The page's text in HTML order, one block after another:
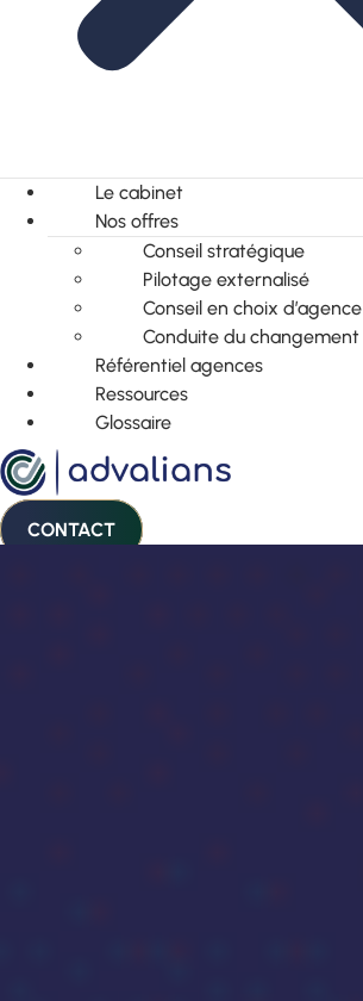
Le cabinet
Nos offres
Conseil stratégique
Pilotage externalisé
Conseil en choix d’agence
Conduite du changement
Référentiel agences
Ressources
Glossaire
CONTACT